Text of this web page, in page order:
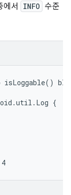
에서 INFO 수준
{